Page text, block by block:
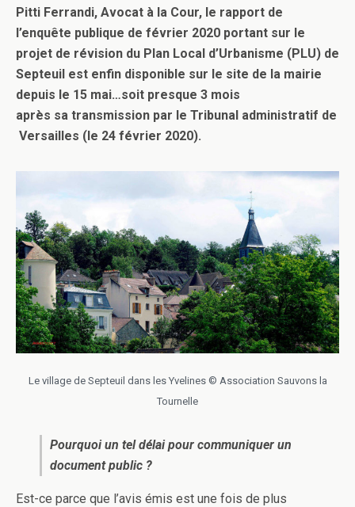
Pitti Ferrandi, Avocat à la Cour, le rapport de
l’enquête publique de février 2020 portant sur le
projet de révision du Plan Local d’Urbanisme (PLU) de
Septeuil est enfin disponible sur le site de la mairie
depuis le 15 mai…soit presque 3 mois
après sa transmission par le Tribunal administratif de
Versailles (le 24 février 2020).
Le village de Septeuil dans les Yvelines © Association Sauvons la
Tournelle
Pourquoi un tel délai pour communiquer un
document public ?
Est-ce parce que l’avis émis est une fois de plus